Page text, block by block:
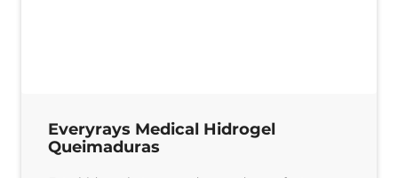
Everyrays Medical Hidrogel
Queimaduras